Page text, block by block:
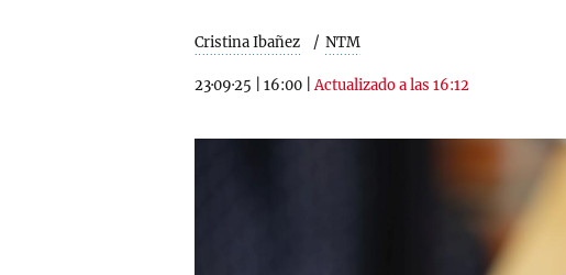
Cristina Ibañez NTM
23·09·25 16:00 |Actualizado a las 16:12